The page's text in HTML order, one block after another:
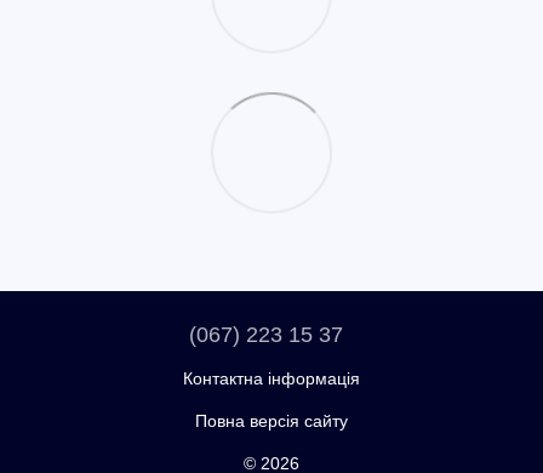
(067) 223 15 37
Контактна інформація
Повна версія сайту
© 2026